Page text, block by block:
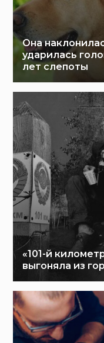
Она
ударилась
лет слепоты
«101-й
выгоняла из